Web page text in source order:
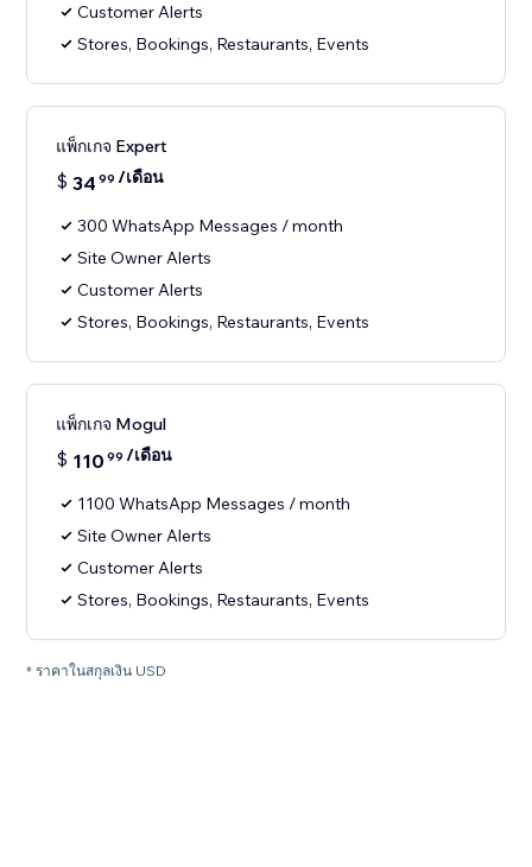
Customer Alerts
Stores, Bookings, Restaurants, Events
แพ็กเกจ Expert
$ 34 99 /เดือน
300 WhatsApp Messages / month
Site Owner Alerts
Customer Alerts
Stores, Bookings, Restaurants, Events
แพ็กเกจ Mogul
$ 110 99 /เดือน
1100 WhatsApp Messages / month
Site Owner Alerts
Customer Alerts
Stores, Bookings, Restaurants, Events
* ราคาในสกุลเงิน USD